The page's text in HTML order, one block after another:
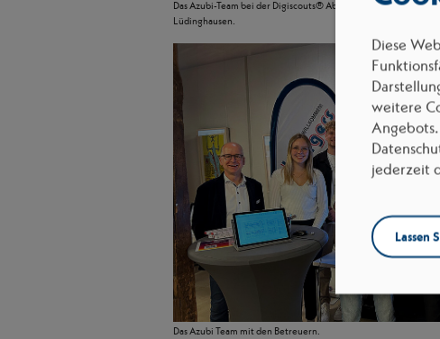
Das Azubi-Team bei der Digiscouts® Abschlussveranstaltung
Lüdinghausen.
Das Azubi Team mit den Betreuern.
Diese
weitere
jederzeit
Lassen